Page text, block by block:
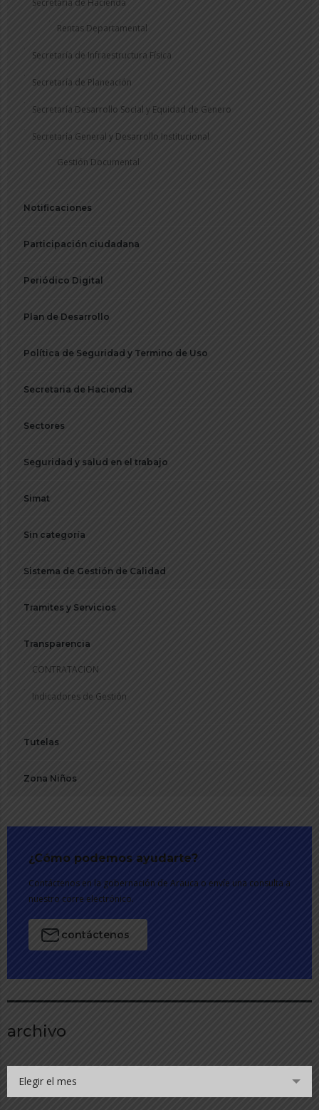
Secretaría de Hacienda
Rentas Departamental
Secretaría de Infraestructura Física
Secretaría de Planeación
Secretaría Desarrollo Social y Equidad de Genero
Secretaría General y Desarrollo Institucional
Gestión Documental
Notificaciones
Participación ciudadana
Periódico Digital
Plan de Desarrollo
Política de Seguridad y Termino de Uso
Secretaria de Hacienda
Sectores
Seguridad y salud en el trabajo
Simat
Sin categoría
Sistema de Gestión de Calidad
Tramites y Servicios
Transparencia
CONTRATACION
Indicadores de Gestión
Tutelas
Zona Niños
¿Cómo podemos ayudarte?
Contáctenos en la gobernación de Arauca o envíe una consulta a
nuestro corre electrónico.
contáctenos
archivo
Elegir el mes